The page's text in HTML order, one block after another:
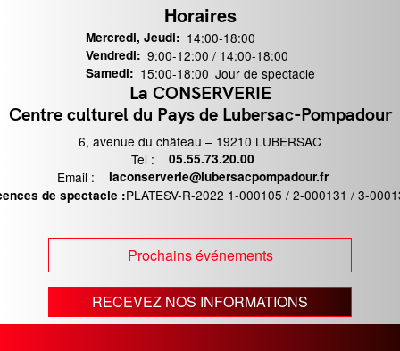
Horaires
Mercredi, Jeudi: 14:00-18:00
Vendredi: 9:00-12:00 / 14:00-18:00
Samedi: 15:00-18:00 Jour de spectacle
La CONSERVERIE
Centre culturel du Pays de Lubersac-Pompadour
6, avenue du château – 19210 LUBERSAC
Tel :
Téléphone
05.55.73.20.00
Email : Email
laconserverie@lubersacpompadour.fr
de spectacle :PLATESV-R-2022 1-000105 / 2-000131 / 3-
Prochains événements
RECEVEZ NOS INFORMATIONS